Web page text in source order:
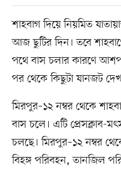
শাহবাগ দিয়ে নিয়মিত
আজ ছুটির দিন। তবে
পথে বাস চলার কারণে
পর থেকে কিছুটা যানজট
মিরপুর–১২ নম্বর থেকে
বাস চলে। এটি প্রেসক্লাব-
চলছে। মিরপুর–১২ নম্বর
বিহঙ্গ পরিবহন, তানজিল